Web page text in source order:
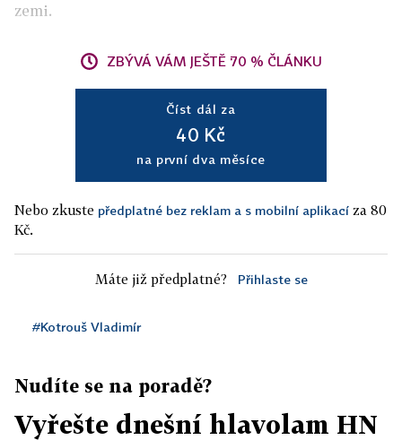
zemi.
ZBÝVÁ VÁM JEŠTĚ 70 % ČLÁNKU
Číst dál za
40 Kč
na první dva měsíce
Nebo zkuste předplatné bez reklam a s mobilní aplikací za 80
Kč.
Máte již předplatné? Přihlaste se
#Kotrouš Vladimír
Nudíte se na poradě?
Vyřešte dnešní hlavolam HN